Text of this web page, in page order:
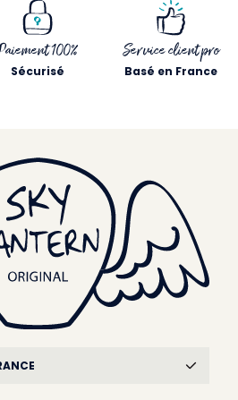
100%
Sécurisé
Service client pro
Basé en France